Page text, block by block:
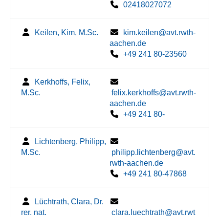
02418027072
Keilen, Kim, M.Sc.
kim.keilen@avt.rwth-
aachen.de
+49 241 80-23560
Kerkhoffs, Felix,
M.Sc.
felix.kerkhoffs@avt.rwth-
aachen.de
+49 241 80-
Lichtenberg, Philipp,
M.Sc.
philipp.lichtenberg@avt.
rwth-aachen.de
+49 241 80-47868
Lüchtrath, Clara, Dr.
rer. nat.
clara.luechtrath@avt.rwt